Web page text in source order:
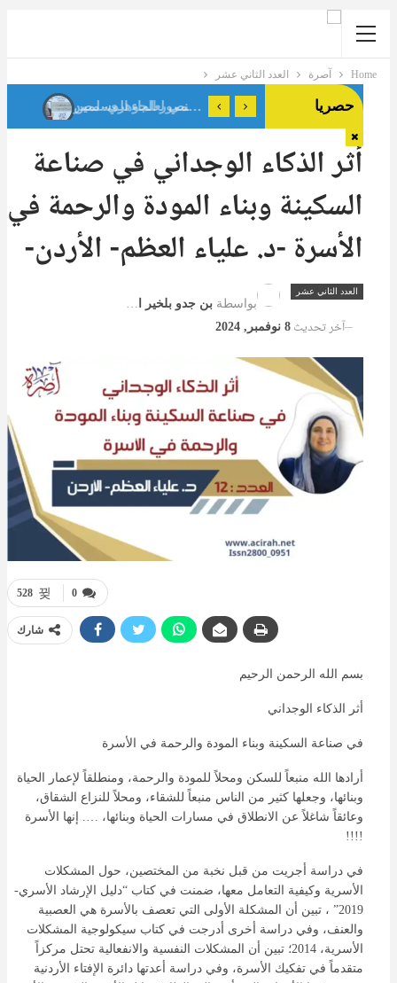
Home آصرة العدد الثاني عشر
حصريا حوار مع د.كاميليا حلمي رئيس لجنة الأسرة بالاتحاد العالمي لعلماء المسلمين
فقه المسافة الآمنة: براءة الذمة في صلة الرحم المؤذية د. فداء منصور الجوهري- مصر
أثر الذكاء الوجداني في صناعة
السكينة وبناء المودة والرحمة في
الأسرة -د. علياء العظم- الأردن-
العدد الثاني عشر
بواسطة بن جدو بلخير المشرف العام
آخر تحديث 8 نوفمبر, 2024
0
528
شارك
بسم الله الرحمن الرحيم
أثر الذكاء الوجداني
في صناعة السكينة وبناء المودة والرحمة في الأسرة
أرادها الله منبعاً للسكن ومحلاً للمودة والرحمة، ومنطلقاً لإعمار الحياة
وبنائها، وجعلها كثير من الناس منبعاً للشقاء، ومحلاً للنزاع الشقاق،
وعائقاً شاغلاً عن الانطلاق في مسارات الحياة وبنائها، …. إنها الأسرة
!!!!
في دراسة أجريت من قبل نخبة من المختصين، حول المشكلات
الأسرية وكيفية التعامل معها، ضمنت في كتاب “دليل الإرشاد الأسري-
2019” ، تبين أن المشكلة الأولى التي تعصف بالأسرة هي العصبية
والعنف، وفي دراسة أخرى أدرجت في كتاب سيكولوجية المشكلات
الأسرية، 2014؛ تبين أن المشكلات النفسية والانفعالية تحتل مركزاً
متقدماً في تفكيك الأسرة، وفي دراسة أعدتها دائرة الإفتاء الأردنية